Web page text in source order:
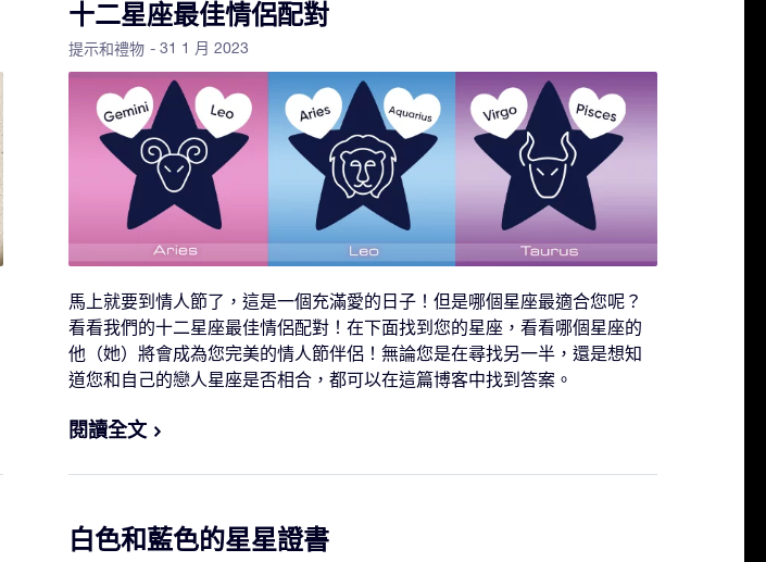
十二星座最佳情侶配對
提示和禮物 - 31 1 月 2023
馬上就要到情人節了，這是一個充滿愛的日子！但是哪個星座最適合您呢？
看看我們的十二星座最佳情侶配對！在下面找到您的星座，看看哪個星座的
他（她）將會成為您完美的情人節伴侶！無論您是在尋找另一半，還是想知
道您和自己的戀人星座是否相合，都可以在這篇博客中找到答案。
閱讀全文
白色和藍色的星星證書